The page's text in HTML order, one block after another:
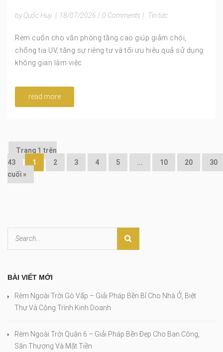
by Quốc Huy | 18/07/2026 | 0 Comments | Tin tức
Rèm cuốn cho văn phòng tầng cao giúp giảm chói,
chống tia UV, tăng sự riêng tư và tối ưu hiệu quả sử dụng
không gian làm việc.
read more
Trang 1 trên
43
1 2 3 4 5 ... 10 20
30
cuối »
BÀI VIẾT MỚI
Rèm Ngoài Trời Gò Vấp – Giải Pháp Bền Bỉ Cho Nhà Ở, Biệt
Thự Và Công Trình Kinh Doanh
Rèm Ngoài Trời Quận 6 – Giải Pháp Bền Đẹp Cho Ban Công,
Sân Thượng Và Mặt Tiền